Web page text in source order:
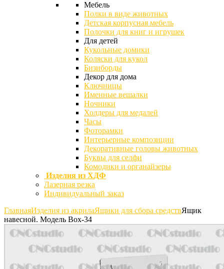
Мебель
Полки в виде животных
Детская корпусная мебель
Полочки для книг и игрушек
Для детей
Кукольные домики
Коляски для кукол
Бизиборды
Декор для дома
Ключницы
Именные вешалки
Ночники
Холдеры для медалей
Часы
Фоторамки
Интерьерные композиции
Декоративные головы животных
Буквы для селфи
Комодики и органайзеры
Изделия из ХДФ
Лазерная резка
Индивидуальный заказ
ГлавнаяИзделия из акрилаЯщики для сбора средствЯщик
навесной. Модель Box-34